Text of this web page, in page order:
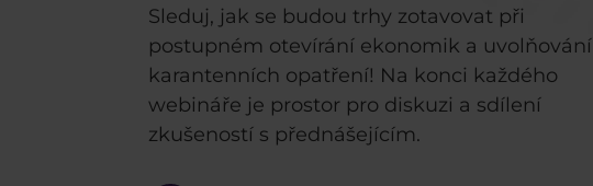
Sleduj, jak se budou trhy zotavovat při
postupném otevírání ekonomik a uvolňování
karantenních opatření! Na konci každého
webináře je prostor pro diskuzi a sdílení
zkušeností s přednášejícím.